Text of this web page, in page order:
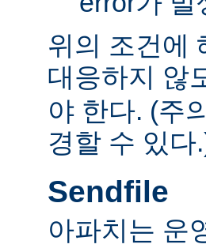
위의 조건에
대응하지 않
야 한다. (주
경할 수 있다
Sendfile
아파치는 운